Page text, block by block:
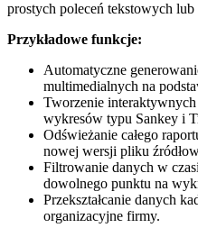
prostych poleceń tekstowych
Przykładowe funkcje:
Automatyczne
multimedialnych na
Tworzenie
wykresów typu Sankey i
Odświeżanie całego
nowej wersji pliku
Filtrowanie danych w
dowolnego punktu na
Przekształcanie danych
organizacyjne firmy.